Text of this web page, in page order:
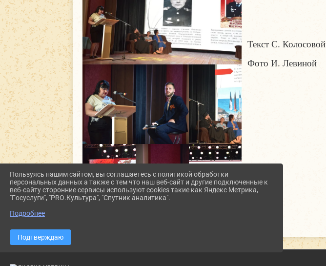
Текст С. Колосовой
Фото И. Левиной
Пользуясь нашим сайтом, вы соглашаетесь с политикой обработки
персональных данных а также с тем что наш веб-сайт и другие подключенные к
веб-сайту сторонние сервисы используют cookies такие как Яндекс Метрика,
"Госуслуги", "PRO.Культура", "Спутник аналитика".
Подробнее
Подтверждаю